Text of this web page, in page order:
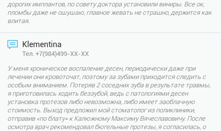
дорогих имплантов, по совету доктора установили виниры. Все ок,
пломбы даже не ощущаю, главное жевать не страшно, держится как
влитая.
Klementina
Тел. +7(984)499-XX-XX
У меня хроническое воспаление десен, периодически даже при
лечении они кровоточат, поэтому за зубами приходится следить с
особым вниманием. Потеряв 2 соседних зуба в результате травмы,
я приготовилась ходить беззубой, ведь с патологиями десен
установка протезов либо невозможна, либо имеет заоблачную
стоимость. Выход предложил мой стоматолог из поликлиники,
отправив «по блату» к Калюжному Максиму Вячеславовичу. После
осмотра врач рекомендовал бюгельные протезы, я согласилась, о